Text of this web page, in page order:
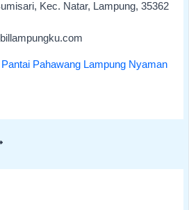
Kec. Natar, Lampung, 35362